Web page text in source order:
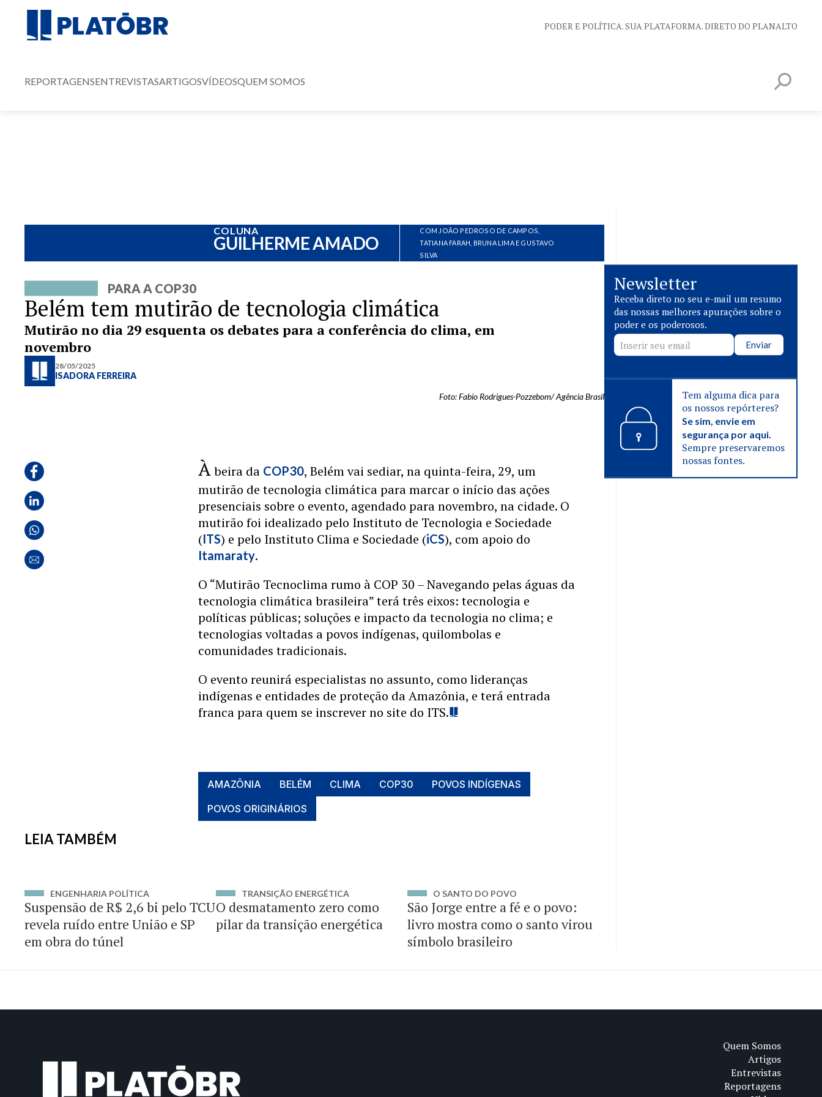
PODER E POLÍTICA. SUA PLATAFORMA. DIRETO DO PLANALTO
REPORTAGENSENTREVISTASARTIGOSVÍDEOSQUEM SOMOS
COLUNA
GUILHERME AMADO
COM JOÃO PEDROSO DE CAMPOS,
TATIANA FARAH, BRUNA LIMA E GUSTAVO
SILVA
PARA A COP30
Belém tem mutirão de tecnologia climática
Mutirão no dia 29 esquenta os debates para a conferência do clima, em
novembro
28/05/2025
ISADORA FERREIRA
Foto: Fabio Rodrigues-Pozzebom/ Agência Brasil
Àbeira da COP30, Belém vai sediar, na quinta-feira, 29, um
mutirão de tecnologia climática para marcar o início das ações
presenciais sobre o evento, agendado para novembro, na cidade. O
mutirão foi idealizado pelo Instituto de Tecnologia e Sociedade
(ITS) e pelo Instituto Clima e Sociedade (iCS), com apoio do
Itamaraty.
O “Mutirão Tecnoclima rumo à COP 30 – Navegando pelas águas da
tecnologia climática brasileira” terá três eixos: tecnologia e
políticas públicas; soluções e impacto da tecnologia no clima; e
tecnologias voltadas a povos indígenas, quilombolas e
comunidades tradicionais.
O evento reunirá especialistas no assunto, como lideranças
indígenas e entidades de proteção da Amazônia, e terá entrada
franca para quem se inscrever no site do ITS.
AMAZÔNIA BELÉM CLIMA COP30
POVOS INDÍGENAS
POVOS ORIGINÁRIOS
LEIA TAMBÉM
ENGENHARIA POLÍTICA
Suspensão de R$ 2,6 bi pelo TCU
revela ruído entre União e SP
em obra do túnel
TRANSIÇÃO ENERGÉTICA
O desmatamento zero como
pilar da transição energética
O SANTO DO POVO
São Jorge entre a fé e o povo:
livro mostra como o santo virou
símbolo brasileiro
Newsletter
Receba direto no seu e-mail um resumo
das nossas melhores apurações sobre o
poder e os poderosos.
Enviar
Tem alguma dica para
os nossos repórteres?
Se sim, envie em
segurança por aqui.
Sempre preservaremos
nossas fontes.
Quem Somos
Artigos
Entrevistas
Reportagens